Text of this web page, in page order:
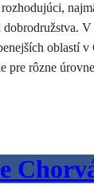
oblastí v
pre rôzne